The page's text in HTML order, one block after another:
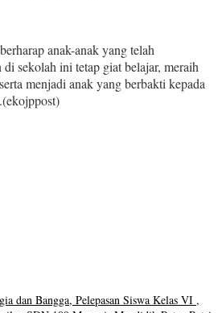
anak-anak yang telah
sekolah ini tetap giat belajar, meraih
menjadi anak yang berbakti kepada
dan Bangga, Pelepasan Siswa Kelas VI ,